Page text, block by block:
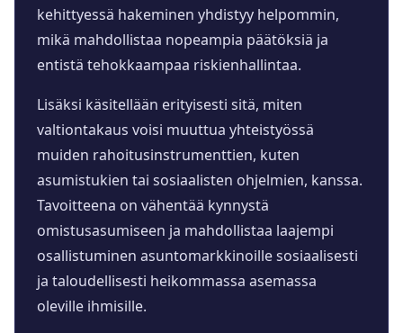
kehittyessä hakeminen yhdistyy helpommin,
mikä mahdollistaa nopeampia päätöksiä ja
entistä tehokkaampaa riskienhallintaa.
Lisäksi käsitellään erityisesti sitä, miten
valtiontakaus voisi muuttua yhteistyössä
muiden rahoitusinstrumenttien, kuten
asumistukien tai sosiaalisten ohjelmien, kanssa.
Tavoitteena on vähentää kynnystä
omistusasumiseen ja mahdollistaa laajempi
osallistuminen asuntomarkkinoille sosiaalisesti
ja taloudellisesti heikommassa asemassa
oleville ihmisille.